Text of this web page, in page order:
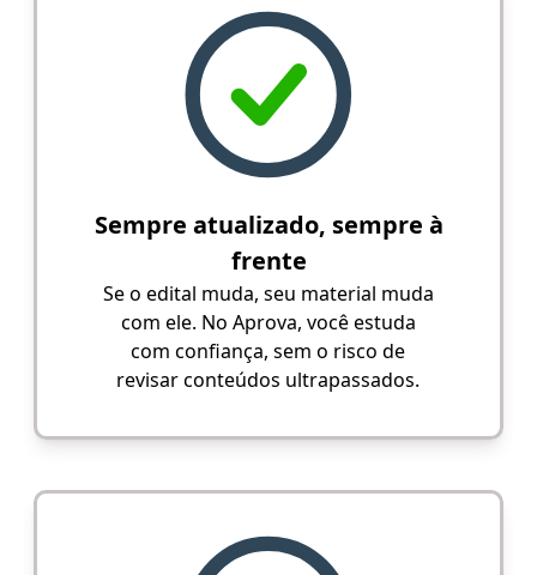
Sempre atualizado, sempre à
frente
Se o edital muda, seu material muda
com ele. No Aprova, você estuda
com confiança, sem o risco de
revisar conteúdos ultrapassados.